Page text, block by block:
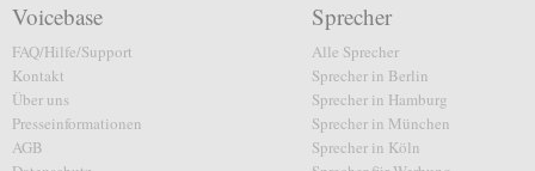
Voicebase
FAQ/Hilfe/Support
Kontakt
Über uns
Presseinformationen
AGB
Sprecher
Alle Sprecher
Sprecher in Berlin
Sprecher in Hamburg
Sprecher in München
Sprecher in Köln